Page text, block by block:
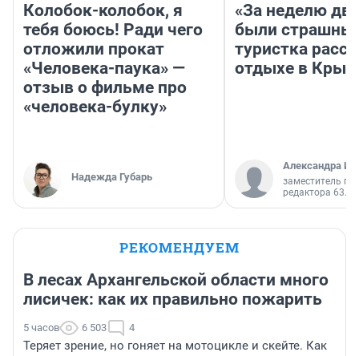
Колобок-колобок, я
тебя боюсь! Ради чего
отложили прокат
«Человека-паука» —
отзыв о фильме про
«человека-булку»
Надежда Губарь
«За неделю
были
туристка
отдыхе в
Александра
заместитель
редактора 63.RU
РЕКОМЕНДУЕМ
В лесах Архангельской области много
лисичек: как их правильно пожарить
5 часов 6 503 4
Теряет зрение, но гоняет на мотоцикле и скейте. Как